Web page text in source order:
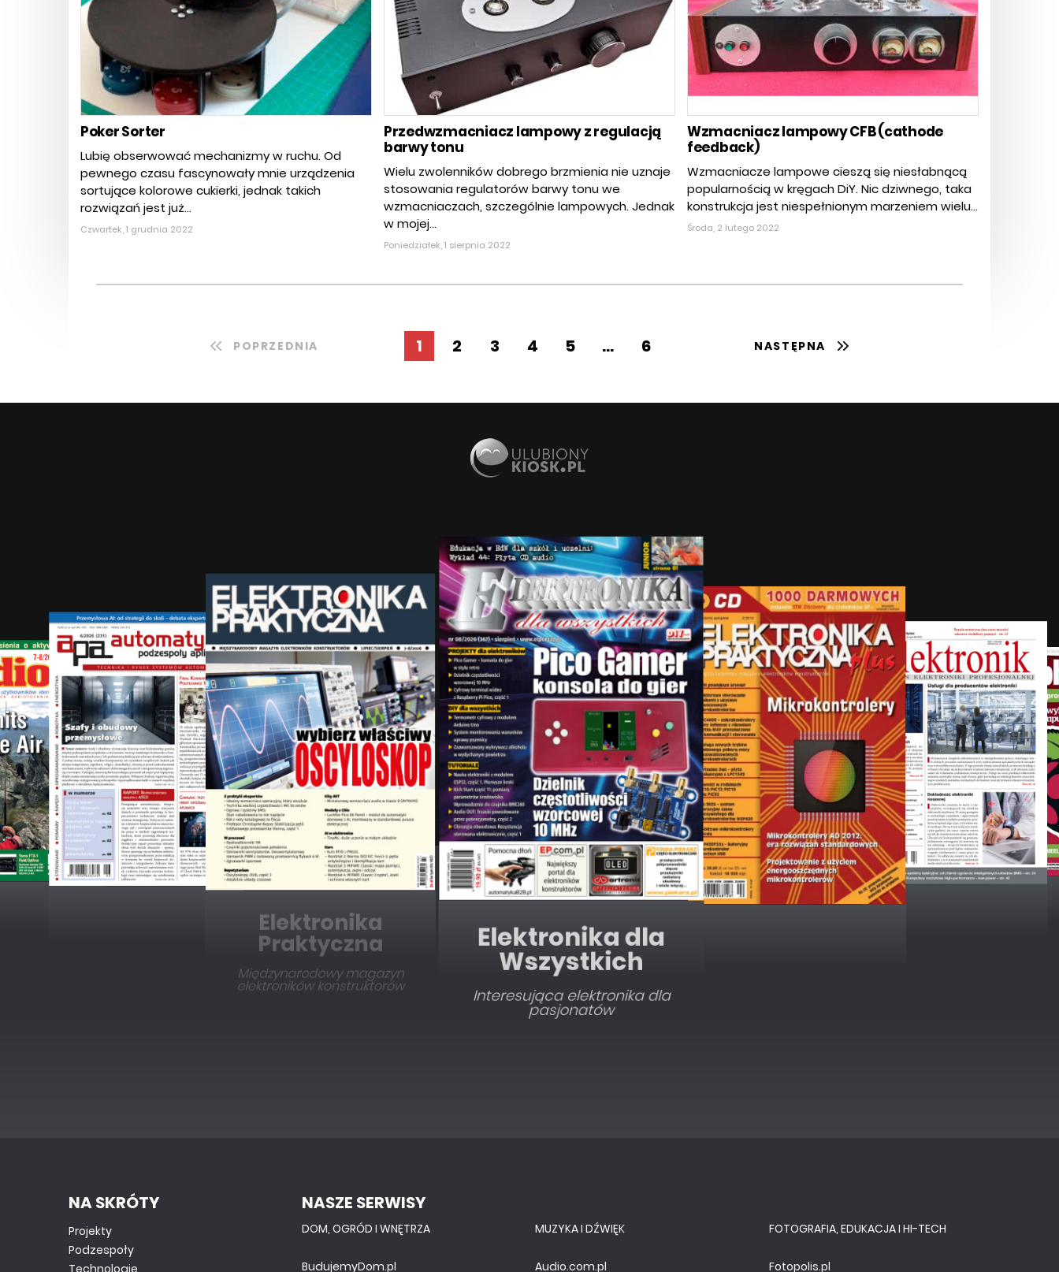
Poker Sorter
Lubię obserwować mechanizmy w ruchu. Od
pewnego czasu fascynowały mnie urządzenia
sortujące kolorowe cukierki, jednak takich
rozwiązań jest już...
Czwartek, 1 grudnia 2022
Przedwzmacniacz lampowy z regulacją
barwy tonu
Wielu zwolenników dobrego brzmienia nie uznaje
stosowania regulatorów barwy tonu we
wzmacniaczach, szczególnie lampowych. Jednak
w mojej...
Poniedziałek, 1 sierpnia 2022
Wzmacniacz lampowy CFB (cathode
feedback)
Wzmacniacze lampowe cieszą się niesłabnącą
popularnością w kręgach DiY. Nic dziwnego, taka
konstrukcja jest niespełnionym marzeniem wielu...
Środa, 2 lutego 2022
POPRZEDNIA 1 2 3 4 5 ... 6 NASTĘPNA
Elektronika dla
Wszystkich
Interesująca elektronika dla
pasjonatów
NA SKRÓTY
Projekty
Podzespoły
Technologie
NASZE SERWISY
DOM, OGRÓD I WNĘTRZA
BudujemyDom.pl
MUZYKA I DŹWIĘK
Audio.com.pl
FOTOGRAFIA, EDUKACJA I HI-TECH
Fotopolis.pl